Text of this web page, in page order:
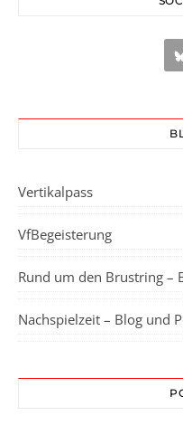
Vertikalpass
VfBegeisterung
Rund um den Brustring –
Nachspielzeit – Blog und